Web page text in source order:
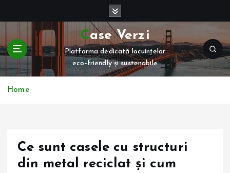
t
c
Case Verzi
Platforma dedicată locuințelor
eco-friendly și sustenabile
Home
Ce sunt casele cu structuri
din metal reciclat și cum